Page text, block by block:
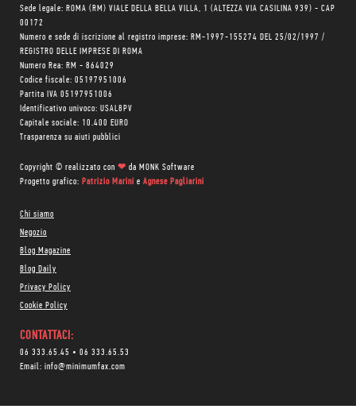
Sede legale: ROMA (RM) VIALE DELLA BELLA VILLA, 1 (ALTEZZA VIA CASILINA 939) - CAP
00172
Numero e sede di iscrizione al registro imprese: RM-1997-155274 DEL 25/02/1997 /
REGISTRO DELLE IMPRESE DI ROMA
Numero Rea: RM - 864029
Codice fiscale: 05197951006
Partita IVA 05197951006
Identificativo univoco: USAL8PV
Capitale sociale: 10.400 EURO
Trasparenza su aiuti pubblici
Copyright © realizzato con ❤ da MONK Software
Progetto grafico: Patrizio Marini e Agnese Pagliarini
Chi siamo
Negozio
Blog Magazine
Blog Daily
Privacy Policy
Cookie Policy
CONTATTACI:
06 333.65.45 • 06 333.65.53
Email: info@minimumfax.com